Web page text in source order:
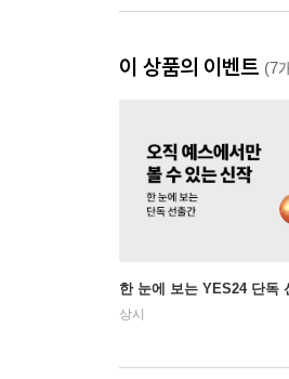
이 상품의 이벤트 (7
한 눈에 보는 YES24 단독
상시